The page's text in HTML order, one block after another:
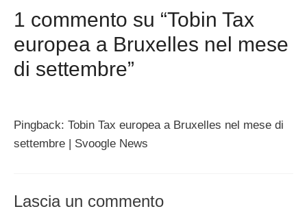
1 commento su “Tobin Tax
europea a Bruxelles nel mese
di settembre”
Pingback: Tobin Tax europea a Bruxelles nel mese di
settembre | Svoogle News
Lascia un commento